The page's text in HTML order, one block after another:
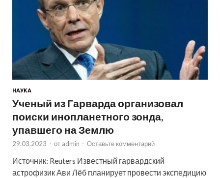
НАУКА
Ученый из Гарварда организовал
поиски инопланетного зонда,
упавшего на Землю
29.03.2023 - от admin - Оставьте комментарий
Источник: Reuters Известный гарвардский
астрофизик Ави Лёб планирует провести экспедицию